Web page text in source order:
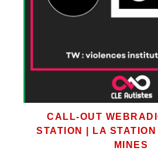
CALL-OUT
STATION | LA
MINES